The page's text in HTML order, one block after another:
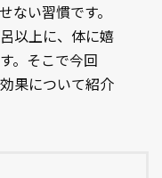
ない習慣です。
以上に、体に嬉
。そこで今回
果について紹介